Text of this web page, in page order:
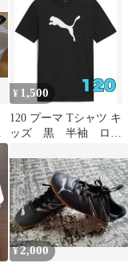
¥ 1,500
120 プーマ Tシャツ キ
ッズ 黒 半袖 ロ
ク
¥2,000